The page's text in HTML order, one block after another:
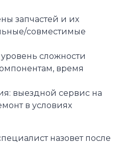
запчастей и их
совместимые
сложности
время
выездной сервис на
в условиях
назовет после